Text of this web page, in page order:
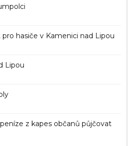
hasiče v Kamenici nad Lipou
Lipou
z kapes občanů půjčovat